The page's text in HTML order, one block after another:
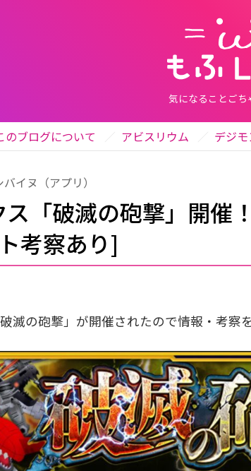
気になることごち
のブログについて アビスリウム デジ
イヌ（アプリ）
「破滅の砲撃」開催
考察あり]
滅の砲撃」が開催されたので情報・考察を